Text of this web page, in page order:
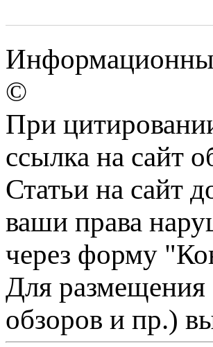
©
При
ссылка на сайт
Статьи на сайт
ваши права
через форму
Для размещения
обзоров и пр.)